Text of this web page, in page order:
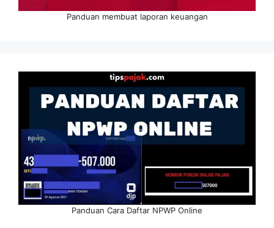
Panduan membuat laporan keuangan
Panduan Cara Daftar NPWP Online